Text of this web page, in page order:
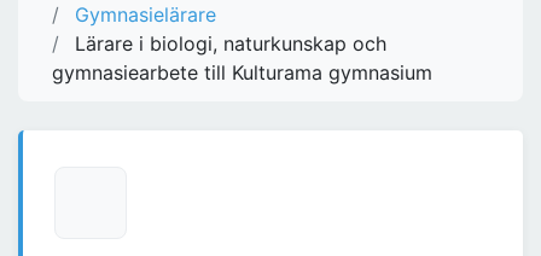
Gymnasielärare
Lärare i biologi, naturkunskap och
gymnasiearbete till Kulturama gymnasium